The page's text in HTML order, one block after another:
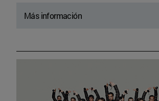
Más información